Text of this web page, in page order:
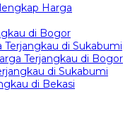
Harga
di Bogor
di Sukabumi
Terjangkau di Bogor
di Sukabumi
di Bekasi